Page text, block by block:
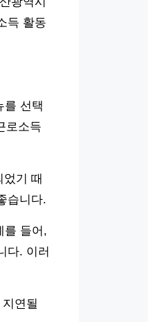
득 활동
를 선택
로소득
기 때
습니다.
를 들어,
다. 이러
연될